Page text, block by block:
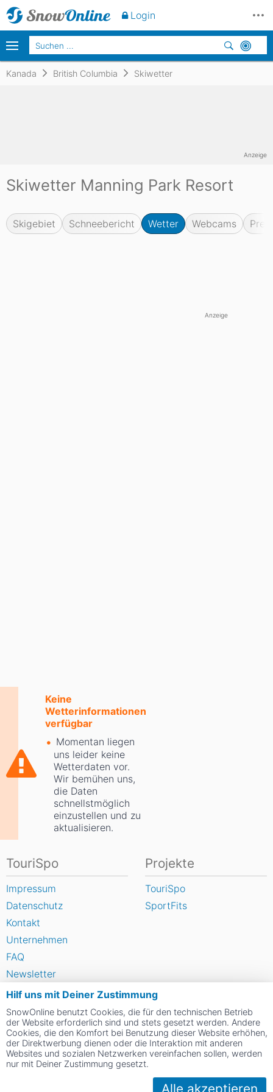
Kanada British Columbia Skiwetter
Skiwetter Manning Park Resort
Skigebiet Schneebericht Wetter Webcams
Keine
Wetterinformationen
verfügbar
Momentan liegen
uns leider keine
Wetterdaten vor.
Wir bemühen uns,
die Daten
schnellstmöglich
einzustellen und zu
aktualisieren.
Anzeige
Anzeige
Hilf uns mit Deiner Zustimmung
SnowOnline benutzt Cookies, die für den technischen Betrieb
der Website erforderlich sind und stets gesetzt werden. Andere
Cookies, die den Komfort bei Benutzung dieser Website erhöhen,
der Direktwerbung dienen oder die Interaktion mit anderen
Websites und sozialen Netzwerken vereinfachen sollen, werden
nur mit Deiner Zustimmung gesetzt.
Alle akzeptieren
TouriSpo
Impressum
Datenschutz
Kontakt
Unternehmen
FAQ
Newsletter
Widget
Umfragen
Skigebiet bewerten
Projekte
TouriSpo
SportFits
Social Web
Login